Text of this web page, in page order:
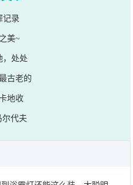
记录
美~
，处处
古老的
地收
尔代夫